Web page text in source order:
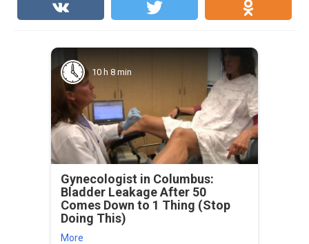
10 h 8 min
Gynecologist in Columbus:
Bladder Leakage After 50
Comes Down to 1 Thing (Stop
Doing This)
More